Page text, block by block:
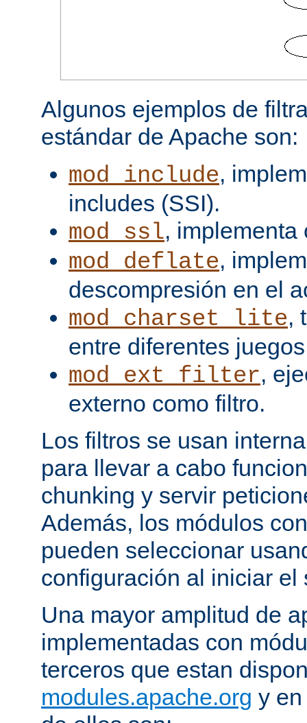
Algunos ejemplos de
estándar de Apache son:
mod_include,
includes (SSI).
mod_ssl, implementa
mod_deflate,
descompresión en el
mod_charset_lite,
entre diferentes
mod_ext_filter,
externo como filtro.
Los filtros se usan
para llevar a cabo
chunking y servir
Además, los módulos
pueden seleccionar
configuración al iniciar el
Una mayor amplitud de
implementadas con
terceros que estan
modules.apache.org y